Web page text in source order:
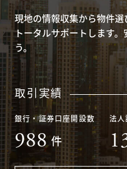
現地の情報収集から物件
トータルサポートします
う。
取引実績
銀行・証券口座開設数
988 件
法